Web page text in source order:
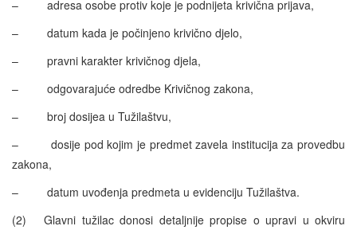
– adresa osobe protiv koje je podnijeta krivična prijava,
– datum kada je počinjeno krivično djelo,
– pravni karakter krivičnog djela,
– odgovarajuće odredbe Krivičnog zakona,
– broj dosijea u Tužilaštvu,
– dosije pod kojim je predmet zavela institucija za provedbu
zakona,
– datum uvođenja predmeta u evidenciju Tužilaštva.
(2) Glavni tužilac donosi detaljnije propise o upravi u okviru